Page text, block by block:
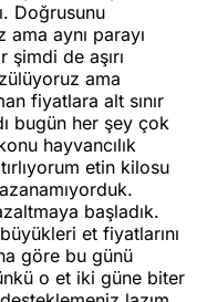
Doğrusunu
aynı parayı
de aşırı
ama
fiyatlara alt sınır
bugün her şey çok
hayvancılık
etin kilosu
başladık.
et fiyatlarını
göre bu günü
o et iki güne biter